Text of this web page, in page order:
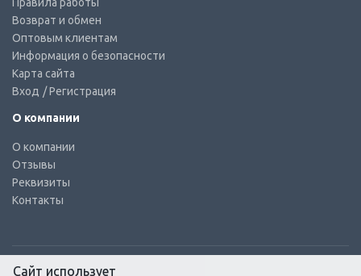
Возврат и обмен
Оптовым клиентам
Информация о безопасности
Карта сайта
Вход / Регистрация
О компании
О компании
Отзывы
Реквизиты
Контакты
Сайт использует